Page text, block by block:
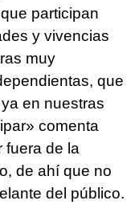
participan
y vivencias
muy
que
en nuestras
comenta
fuera de la
de ahí que no
del público.